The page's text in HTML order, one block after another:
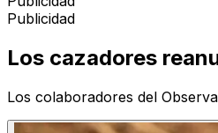
Publicidad
Los cazadores
Los colaboradores del